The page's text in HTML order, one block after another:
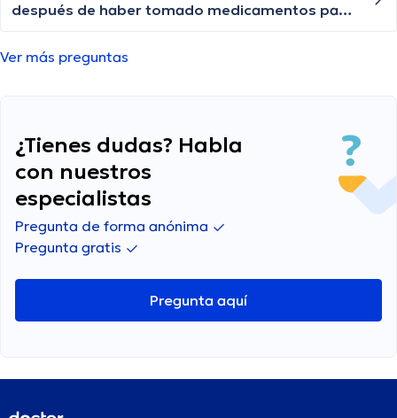
después de haber tomado medicamentos para
serio.
Ver más preguntas
¿Tienes dudas? Habla
con nuestros
especialistas
Pregunta de forma anónima
Pregunta gratis
Pregunta aquí